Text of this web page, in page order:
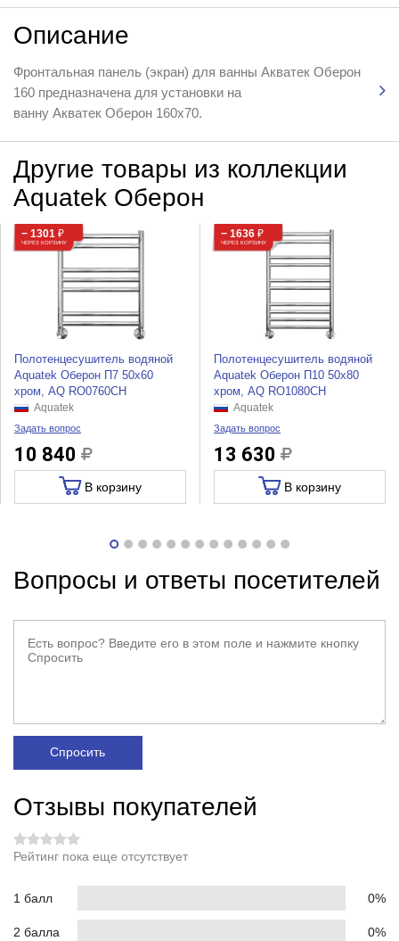
Описание
Фронтальная панель (экран) для ванны Акватек Оберон
160 предназначена для установки на
ванну Акватек Оберон 160х70.
Другие товары из коллекции
Aquatek Оберон
− 1301 ₽
ЧЕРЕЗ КОРЗИНУ
Полотенцесушитель водяной
Aquatek Оберон П7 50x60
хром, AQ RO0760CH
Aquatek
Задать вопрос
10 840
В корзину
− 1636 ₽
ЧЕРЕЗ КОРЗИНУ
Полотенцесушитель водяной
Aquatek Оберон П10 50x80
хром, AQ RO1080CH
Aquatek
Задать вопрос
13 630
В корзину
Вопросы и ответы посетителей
Спросить
Отзывы покупателей
Рейтинг пока еще отсутствует
1 балл 0%
2 балла 0%